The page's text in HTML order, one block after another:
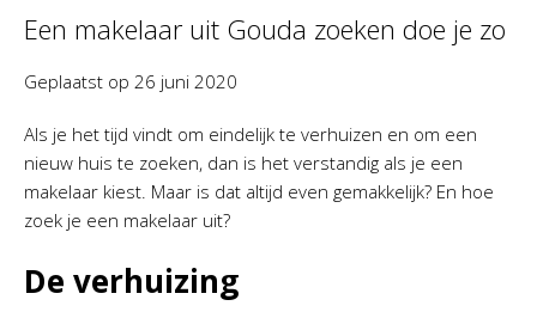
Een makelaar uit Gouda zoeken doe je zo
Geplaatst op 26 juni 2020
Als je het tijd vindt om eindelijk te verhuizen en om een
nieuw huis te zoeken, dan is het verstandig als je een
makelaar kiest. Maar is dat altijd even gemakkelijk? En hoe
zoek je een makelaar uit?
De verhuizing